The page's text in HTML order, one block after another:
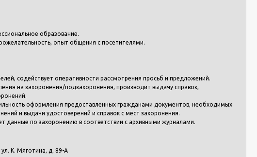
образование.
опыт общения с посетителями.
содействует оперативности рассмотрения просьб и предложений.
на захоронения/подзахоронения, производит выдачу справок,
оформления предоставленных гражданами документов, необходимых
и выдачи удостоверений и справок с мест захоронения.
данные по захоронению в соответствии с архивными журналами.
ул. К. Мяготина, д. 89-А